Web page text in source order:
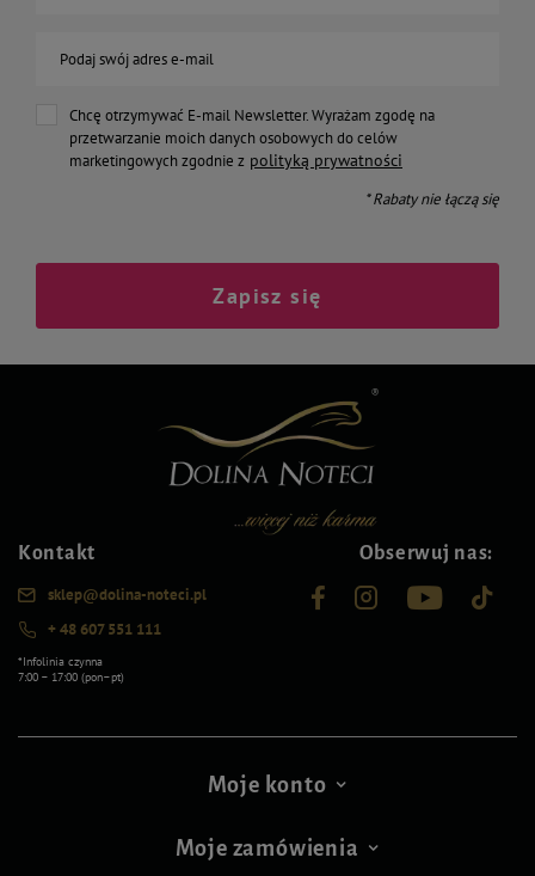
Podaj swój adres e-mail
Chcę otrzymywać E-mail Newsletter. Wyrażam zgodę na
przetwarzanie moich danych osobowych do celów
marketingowych zgodnie z polityką prywatności
* Rabaty nie łączą się
Zapisz się
Kontakt
sklep@dolina-noteci.pl
+ 48 607 551 111
*Infolinia czynna
7:00 – 17:00 (pon–pt)
Obserwuj nas:
Moje konto
Moje zamówienia